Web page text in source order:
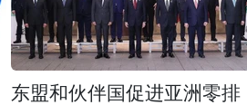
东盟和伙伴国促进亚洲零排